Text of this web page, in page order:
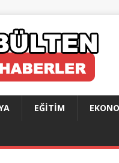
EĞITIM